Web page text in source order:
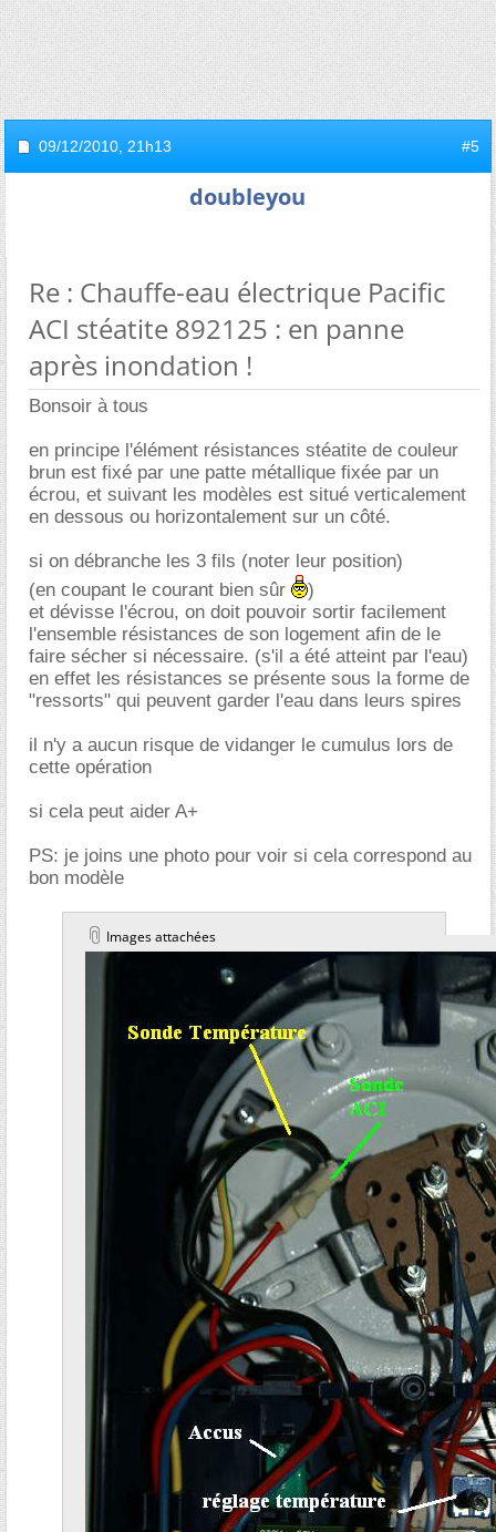
09/12/2010, 21h13 #5
doubleyou
Re : Chauffe-eau électrique Pacific
ACI stéatite 892125 : en panne
après inondation !
Bonsoir à tous
en principe l'élément résistances stéatite de couleur
brun est fixé par une patte métallique fixée par un
écrou, et suivant les modèles est situé verticalement
en dessous ou horizontalement sur un côté.
si on débranche les 3 fils (noter leur position)
(en coupant le courant bien sûr
)
et dévisse l'écrou, on doit pouvoir sortir facilement
l'ensemble résistances de son logement afin de le
faire sécher si nécessaire. (s'il a été atteint par l'eau)
en effet les résistances se présente sous la forme de
"ressorts" qui peuvent garder l'eau dans leurs spires
il n'y a aucun risque de vidanger le cumulus lors de
cette opération
si cela peut aider A+
PS: je joins une photo pour voir si cela correspond au
bon modèle
Images attachées